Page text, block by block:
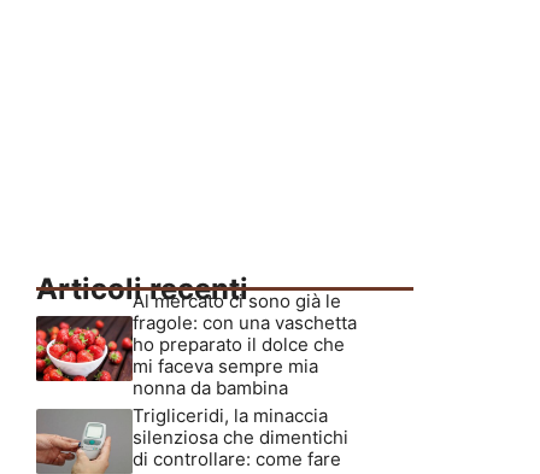
Articoli recenti
Al mercato ci sono già le
fragole: con una vaschetta
ho preparato il dolce che
mi faceva sempre mia
nonna da bambina
Trigliceridi, la minaccia
silenziosa che dimentichi
di controllare: come fare